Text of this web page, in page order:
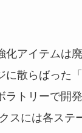
化アイテムは
に散らばった
ラトリーで開
スには各ステ